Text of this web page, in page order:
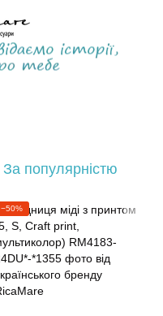
За популярністю
−50%